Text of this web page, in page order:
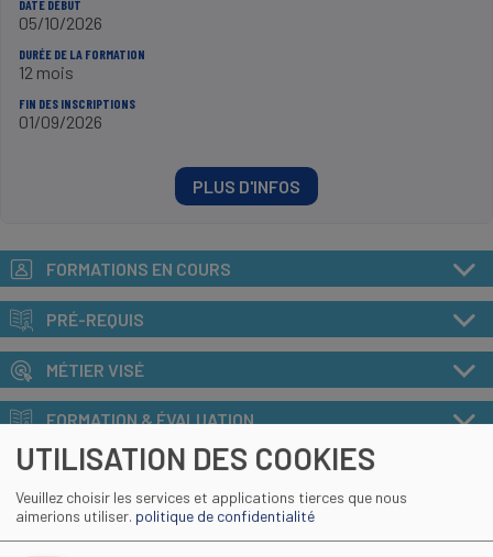
DATE DÉBUT
05/10/2026
DURÉE DE LA FORMATION
12 mois
FIN DES INSCRIPTIONS
01/09/2026
PLUS D'INFOS
FORMATIONS EN COURS
PRÉ-REQUIS
MÉTIER VISÉ
FORMATION & ÉVALUATION
MÉTHODE DE CERTIFICATION
SUITE ET DÉBOUCHÉS
UTILISATION DES COOKIES
Veuillez choisir les services et applications tierces que nous
aimerions utiliser. politique de confidentialité